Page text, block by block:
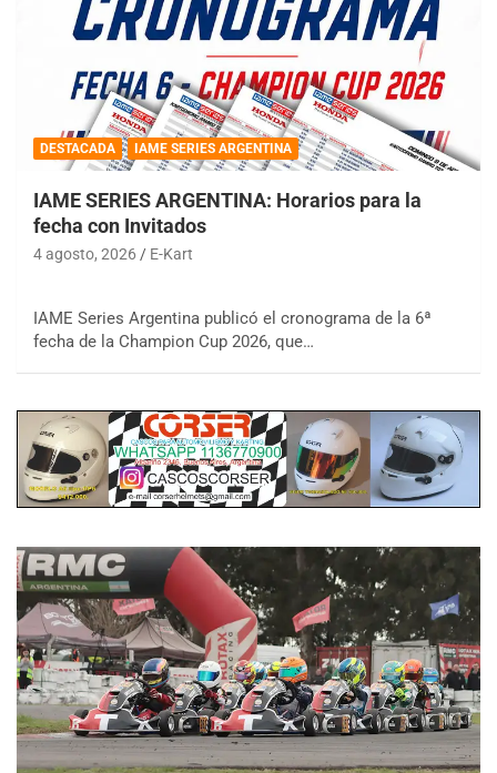
DESTACADA IAME SERIES ARGENTINA
IAME SERIES ARGENTINA: Horarios para la
fecha con Invitados
4 agosto, 2026 E-Kart
IAME Series Argentina publicó el cronograma de la 6ª
fecha de la Champion Cup 2026, que…